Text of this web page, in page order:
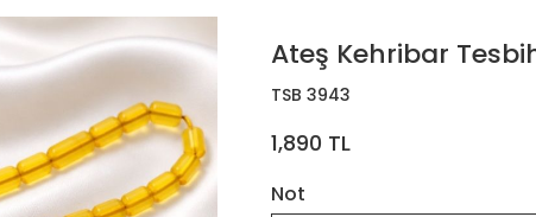
Ateş Kehribar
TSB 3943
1,890 TL
Not